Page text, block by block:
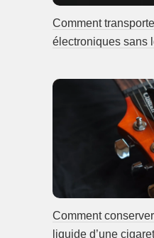
Comment
électroniques sans
Comment
liquide d’une